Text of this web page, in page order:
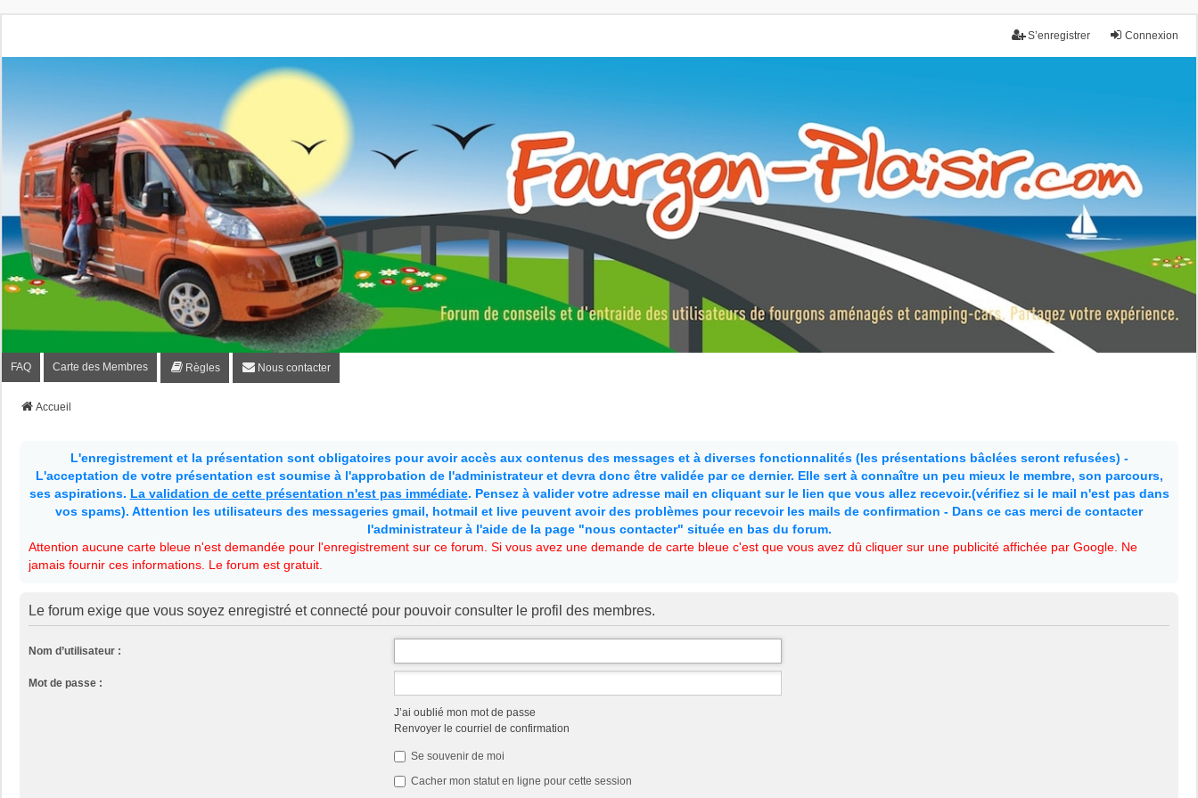
Connexion
S’enregistrer
Fourgon-plaisir.com
Forum de conseils et d'entraide des utilisateurs de fourgons, fourgons aménagés, vans et de camping-car. Partagez votre expérience.
FAQ Carte des Membres Règles Nous contacter
Accueil
L'enregistrement et la présentation sont obligatoires pour avoir accès aux contenus des messages et à diverses fonctionnalités (les présentations bâclées seront refusées) -
L'acceptation de votre présentation est soumise à l'approbation de l'administrateur et devra donc être validée par ce dernier. Elle sert à connaître un peu mieux le membre, son parcours,
ses aspirations. La validation de cette présentation n'est pas immédiate. Pensez à valider votre adresse mail en cliquant sur le lien que vous allez recevoir.(vérifiez si le mail n'est pas dans
vos spams). Attention les utilisateurs des messageries gmail, hotmail et live peuvent avoir des problèmes pour recevoir les mails de confirmation - Dans ce cas merci de contacter
l'administrateur à l'aide de la page "nous contacter" située en bas du forum.
Attention aucune carte bleue n'est demandée pour l'enregistrement sur ce forum. Si vous avez une demande de carte bleue c'est que vous avez dû cliquer sur une publicité affichée par Google. Ne
jamais fournir ces informations. Le forum est gratuit.
Le forum exige que vous soyez enregistré et connecté pour pouvoir consulter le profil des membres.
Nom d’utilisateur :
Mot de passe :
J’ai oublié mon mot de passe
Renvoyer le courriel de confirmation
Se souvenir de moi
Cacher mon statut en ligne pour cette session